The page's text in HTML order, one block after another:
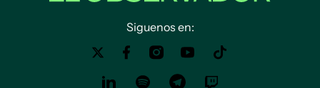
Siguenos en: